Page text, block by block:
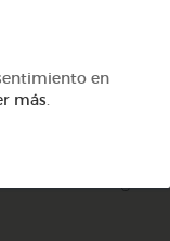
en
más.